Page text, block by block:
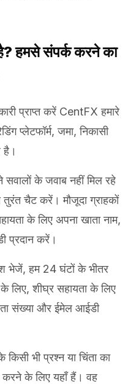
हमसे संपर्क करने का
प्राप्त करें CentFX हमारे
प्लेटफॉर्म, जमा, निकासी
है।
के जवाब नहीं मिल रहे
तुरंत चैट करें। मौजूदा ग्राहकों
के लिए अपना खाता नाम,
प्रदान करें।
भेजें, हम 24 घंटों के भीतर
लिए, शीघ्र सहायता के लिए
संख्या और ईमेल आईडी
भी प्रश्न या चिंता का
के लिए यहाँ हैं। वह